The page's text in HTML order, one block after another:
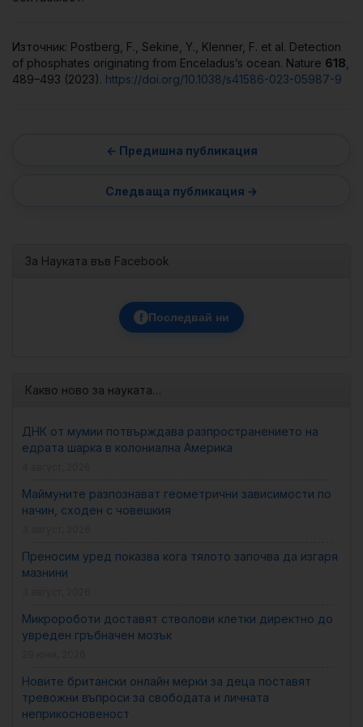
Източник: Postberg, F., Sekine, Y., Klenner, F. et al. Detection
of phosphates originating from Enceladus’s ocean. Nature 618
489–493 (2023). https://doi.org/10.1038/s41586-023-05987-9
За Науката във Facebook
f Последвай ни
Какво ново за науката…
ДНК от мумии потвърждава разпространението на
едрата шарка в колониална Америка
Маймуните разпознават геометрични зависимости по
начин, сходен с човешкия
Преносим уред показва кога тялото започва да изгаря
мазнини
Микророботи доставят стволови клетки директно до
увреден гръбначен мозък
Новите британски онлайн мерки за деца поставят
тревожни въпроси за свободата и личната
неприкосновеност